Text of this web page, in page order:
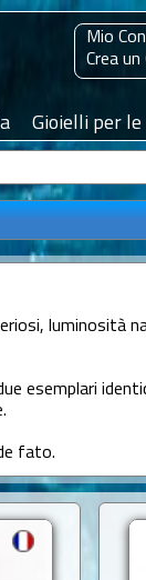
Mio
Crea
Gioielli per le
esemplari
fato.